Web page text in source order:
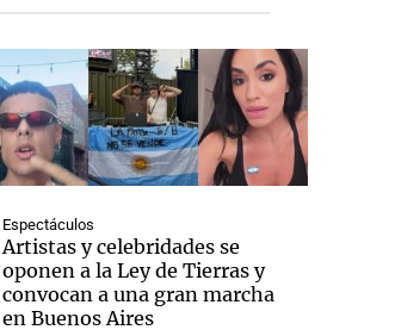
Espectáculos
Artistas y celebridades se
oponen a la Ley de Tierras y
convocan a una gran marcha
en Buenos Aires